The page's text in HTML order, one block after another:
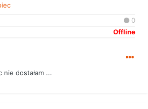
0
Offline
dostałam ...